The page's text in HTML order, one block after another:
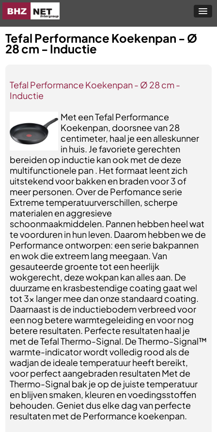
Tefal Performance Koekenpan - Ø
28 cm - Inductie
Tefal Performance Koekenpan - Ø 28 cm -
Inductie
Met een Tefal Performance
Koekenpan, doorsnee van 28
centimeter, haal je een alleskunner
in huis. Je favoriete gerechten
bereiden op inductie kan ook met de deze
multifunctionele pan . Het formaat leent zich
uitstekend voor bakken en braden voor 3 of
meer personen. Over de Perfomance serie
Extreme temperatuurverschillen, scherpe
materialen en aggresieve
schoonmaakmiddelen. Pannen hebben heel wat
te voorduren in hun leven. Daarom hebben we de
Performance ontworpen: een serie bakpannen
en wok die extreem lang meegaan. Van
gesauteerde groente tot een heerlijk
wokgerecht, deze wokpan kan alles aan. De
duurzame en krasbestendige coating gaat wel
tot 3x langer mee dan onze standaard coating.
Daarnaast is de inductiebodem verbreed voor
een nog betere warmtegeleiding en voor nog
betere resultaten. Perfecte resultaten haal je
met de Tefal Thermo-Signal. De Thermo-Signal™
warmte-indicator wordt volledig rood als de
wadjan de ideale temperatuur heeft bereikt,
voor perfect aangebraden resultaten Met de
Thermo-Signal bak je op de juiste temperatuur
en blijven smaken, kleuren en voedingsstoffen
behouden. Geniet dus elke dag van perfecte
resultaten met de Performance koekenpan.